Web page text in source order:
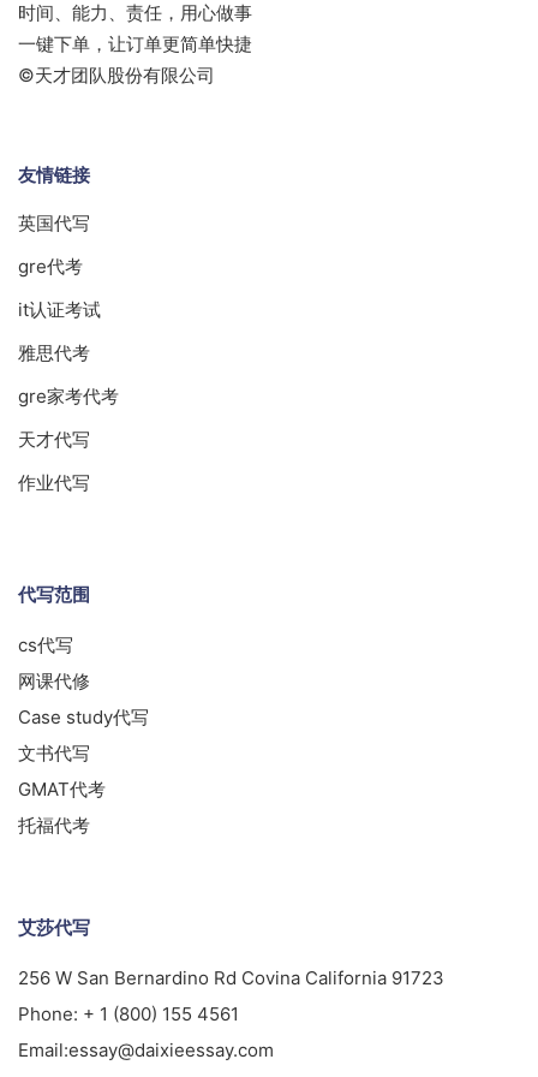
时间、能力、责任，用心做事
一键下单，让订单更简单快捷
©天才团队股份有限公司
友情链接
英国代写
gre代考
it认证考试
雅思代考
gre家考代考
天才代写
作业代写
代写范围
cs代写
网课代修
Case study代写
文书代写
GMAT代考
托福代考
艾莎代写
256 W San Bernardino Rd Covina California 91723
Phone: + 1 (800) 155 4561
Email:essay@daixieessay.com